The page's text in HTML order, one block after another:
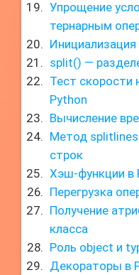
Упрощение
тернарным
split() —
Тест скорости
Python
Вычисление
Метод
строк
Хэш-функции в
Перегрузка
Получение
класса
Роль object и
Декораторы в